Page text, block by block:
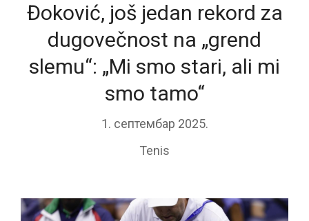
Đoković, još jedan rekord za
dugovečnost na „grend
slemu“: „Mi smo stari, ali mi
smo tamo“
1. септембар 2025.
Tenis